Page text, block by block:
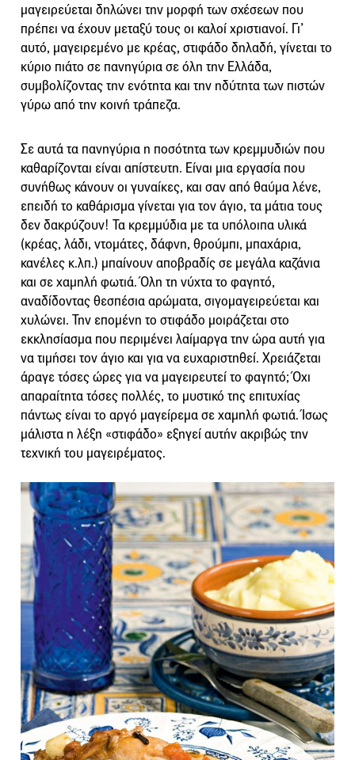
μαγειρεύεται δηλώνει την μορφή των σχέσεων που
πρέπει να έχουν μεταξύ τους οι καλοί χριστιανοί. Γι’
αυτό, μαγειρεμένο με κρέας, στιφάδο δηλαδή, γίνεται το
κύριο πιάτο σε πανηγύρια σε όλη την Ελλάδα,
συμβολίζοντας την ενότητα και την ηδύτητα των πιστών
γύρω από την κοινή τράπεζα.
Σε αυτά τα πανηγύρια η ποσότητα των κρεμμυδιών που
καθαρίζονται είναι απίστευτη. Είναι μια εργασία που
συνήθως κάνουν οι γυναίκες, και σαν από θαύμα λένε,
επειδή το καθάρισμα γίνεται για τον άγιο, τα μάτια τους
δεν δακρύζουν! Τα κρεμμύδια με τα υπόλοιπα υλικά
(κρέας, λάδι, ντομάτες, δάφνη, θρούμπι, μπαχάρια,
κανέλες κ.λπ.) μπαίνουν αποβραδίς σε μεγάλα καζάνια
και σε χαμηλή φωτιά. Όλη τη νύχτα το φαγητό,
αναδίδοντας θεσπέσια αρώματα, σιγομαγειρεύεται και
χυλώνει. Την επομένη το στιφάδο μοιράζεται στο
εκκλησίασμα που περιμένει λαίμαργα την ώρα αυτή για
να τιμήσει τον άγιο και για να ευχαριστηθεί. Χρειάζεται
άραγε τόσες ώρες για να μαγειρευτεί το φαγητό; Όχι
απαραίτητα τόσες πολλές, το μυστικό της επιτυχίας
πάντως είναι το αργό μαγείρεμα σε χαμηλή φωτιά. Ίσως
μάλιστα η λέξη «στιφάδο» εξηγεί αυτήν ακριβώς την
τεχνική του μαγειρέματος.